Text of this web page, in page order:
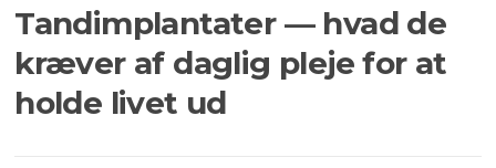
Tandimplantater — hvad de
kræver af daglig pleje for at
holde livet ud